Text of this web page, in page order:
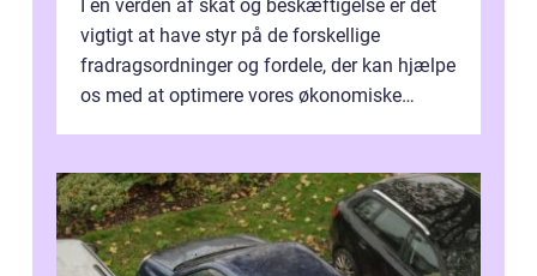
I en verden af skat og beskæftigelse er det
vigtigt at have styr på de forskellige
fradragsordninger og fordele, der kan hjælpe
os med at optimere vores økonomiske